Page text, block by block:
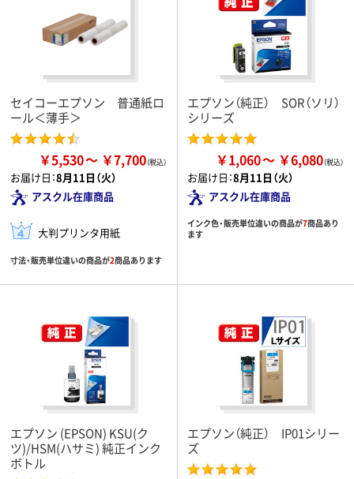
セイコーエプソン 普通紙ロ
ール＜薄手＞
￥5,530 ￥7,700
お届け日：8月11日（火）
アスクル在庫商品
大判プリンタ用紙
寸法・販売単位違いの商品が2商品あります
エプソン（純正） SOR（ソリ）
シリーズ
￥1,060 ￥6,080
お届け日：8月11日（火）
アスクル在庫商品
インク色・販売単位違いの商品が7商品あり
ます
エプソン (EPSON) KSU(ク
ツ)/HSM(ハサミ) 純正インク
ボトル
エプソン（純正） IP01シリー
ズ